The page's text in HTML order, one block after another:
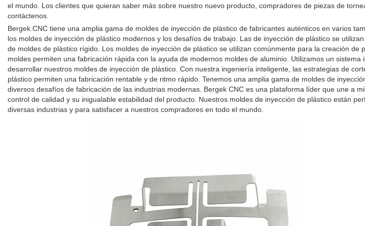
el mundo. Los clientes que quieran saber más sobre nuestro nuevo producto, compradores de piezas de
contáctenos.
Bergek CNC tiene una amplia gama de moldes de inyección de plástico de fabricantes auténticos en varios
los moldes de inyección de plástico modernos y los desafíos de trabajo. Las de inyección de plástico se
de moldes de plástico rígido. Los moldes de inyección de plástico se utilizan comúnmente para la creación de
moldes permiten una fabricación rápida con la ayuda de modernos moldes de aluminio. Utilizamos un sistema
desarrollar nuestros moldes de inyección de plástico. Con nuestra ingeniería inteligente, las estrategias de
plástico permiten una fabricación rentable y de ritmo rápido. Tenemos una amplia gama de moldes de
diversos desafíos de fabricación de las industrias modernas. Bergek CNC es una plataforma líder que une a
control de calidad y su inigualable estabilidad del producto. Nuestros moldes de inyección de plástico están
diversas industrias y para satisfacer a nuestros compradores en todo el mundo.